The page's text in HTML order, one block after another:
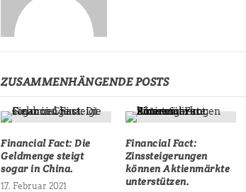
ZUSAMMENHÄNGENDE POSTS
Financial Fact: Die
Geldmenge steigt
sogar in China.
17. Februar 2021
Financial Fact:
Zinssteigerungen
können Aktienmärkte
unterstützen.